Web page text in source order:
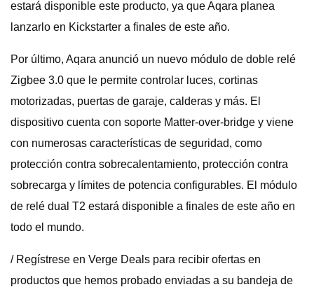
estará disponible este producto, ya que Aqara planea
lanzarlo en Kickstarter a finales de este año.
Por último, Aqara anunció un nuevo módulo de doble relé
Zigbee 3.0 que le permite controlar luces, cortinas
motorizadas, puertas de garaje, calderas y más. El
dispositivo cuenta con soporte Matter-over-bridge y viene
con numerosas características de seguridad, como
protección contra sobrecalentamiento, protección contra
sobrecarga y límites de potencia configurables. El módulo
de relé dual T2 estará disponible a finales de este año en
todo el mundo.
/ Regístrese en Verge Deals para recibir ofertas en
productos que hemos probado enviadas a su bandeja de